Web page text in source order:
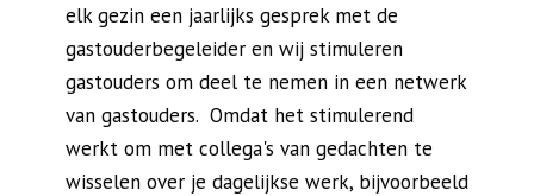
elk gezin een jaarlijks gesprek met de
gastouderbegeleider en wij stimuleren
gastouders om deel te nemen in een netwerk
van gastouders. Omdat het stimulerend
werkt om met collega's van gedachten te
wisselen over je dagelijkse werk, bijvoorbeeld